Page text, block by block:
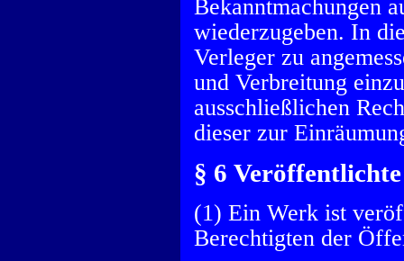
Bekanntmachungen
wiederzugeben. In
Verleger zu
und Verbreitung
ausschließlichen
dieser zur
§ 6
(1) Ein Werk ist
Berechtigten der